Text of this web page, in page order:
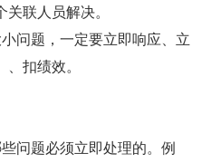
联人员解决。
问题，一定要立即响应、立
扣绩效。
问题必须立即处理的。例